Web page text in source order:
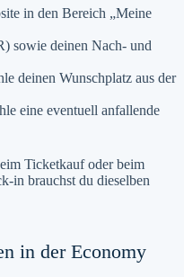
in den Bereich „Meine
sowie deinen Nach- und
deinen Wunschplatz aus der
eine eventuell anfallende
Ticketkauf oder beim
in brauchst du dieselben
in der Economy